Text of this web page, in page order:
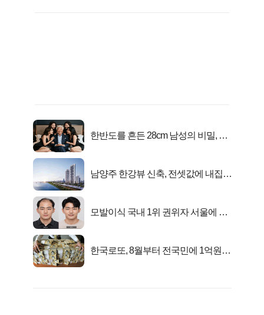
한반도를 흔든 28cm 남성의 비밀, 매
남양주 한강뷰 신축, 전셋값에 내집마
모발이식 국내 1위 권위자 서울에 있
한국로또, 8월부터 전국민에 1억원씩